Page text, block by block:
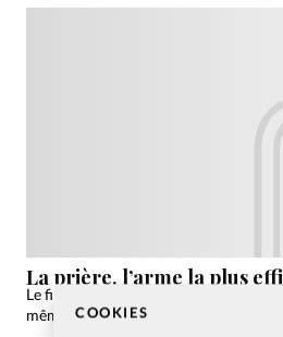
COOKIES
La prière, l’arme la plus
Le film War Room, sorti en DVD en
même engouement qu'aux Etats-Unis?